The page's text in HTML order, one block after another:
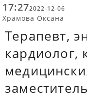
17:272022-12-06
Храмова Оксана
Терапевт,
кардиолог,